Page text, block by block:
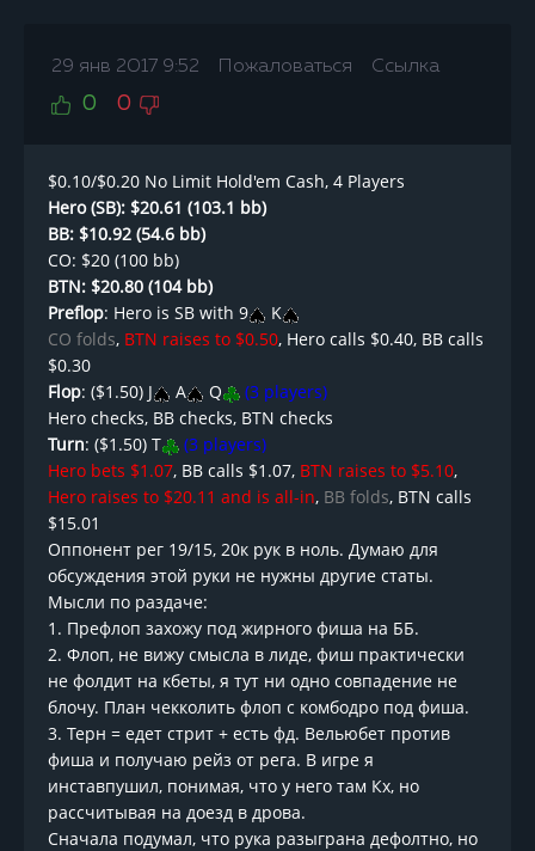
29 янв 2017 9:52 Пожаловаться Ссылка
0 0
$0.10/$0.20 No Limit Hold'em Cash, 4 Players
Hero (SB): $20.61 (103.1 bb)
BB: $10.92 (54.6 bb)
CO: $20 (100 bb)
BTN: $20.80 (104 bb)
Preflop: Hero is SB with 9
K
CO folds, BTN raises to $0.50, Hero calls $0.40, BB calls
$0.30
Flop: ($1.50) J A Q
(3 players)
Hero checks, BB checks, BTN checks
Turn: ($1.50) T
(3 players)
Hero bets $1.07, BB calls $1.07, BTN raises to $5.10,
Hero raises to $20.11 and is all-in, BB folds, BTN calls
$15.01
Оппонент рег 19/15, 20к рук в ноль. Думаю для
обсуждения этой руки не нужны другие статы.
Мысли по раздаче:
1. Префлоп захожу под жирного фиша на ББ.
2. Флоп, не вижу смысла в лиде, фиш практически
не фолдит на кбеты, я тут ни одно совпадение не
блочу. План чекколить флоп с комбодро под фиша.
3. Терн = едет стрит + есть фд. Вельюбет против
фиша и получаю рейз от рега. В игре я
инставпушил, понимая, что у него там Кх, но
рассчитывая на доезд в дрова.
Сначала подумал, что рука разыграна дефолтно, но